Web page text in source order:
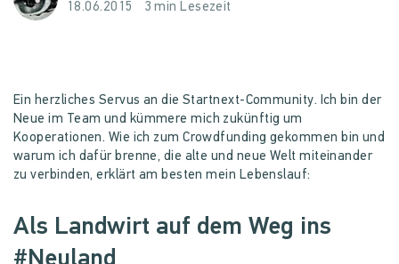
18.06.2015
3 min Lesezeit
Ein herzliches Servus an die Startnext-Community. Ich bin der
Neue im Team und kümmere mich zukünftig um
Kooperationen. Wie ich zum Crowdfunding gekommen bin und
warum ich dafür brenne, die alte und neue Welt miteinander
zu verbinden, erklärt am besten mein Lebenslauf:
Als Landwirt auf dem Weg ins